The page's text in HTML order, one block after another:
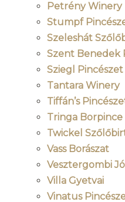
Petrény Winery
Stumpf
Szeleshát
Szent Benedek
Sziegl Pincészet
Tantara Winery
Tiffán’s
Tringa Borpince
Twickel
Vass Borászat
Vesztergombi
Villa Gyetvai
Vinatus